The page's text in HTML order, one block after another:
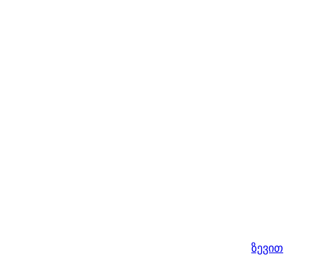
ზევით